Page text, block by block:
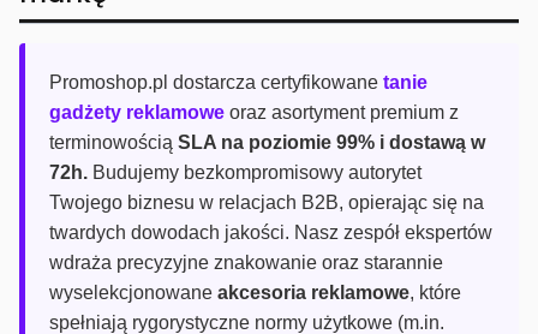
Promoshop.pl dostarcza certyfikowane tanie
gadżety reklamowe oraz asortyment premium z
terminowością SLA na poziomie 99% i dostawą w
72h. Budujemy bezkompromisowy autorytet
Twojego biznesu w relacjach B2B, opierając się na
twardych dowodach jakości. Nasz zespół ekspertów
wdraża precyzyjne znakowanie oraz starannie
wyselekcjonowane akcesoria reklamowe, które
spełniają rygorystyczne normy użytkowe (m.in.